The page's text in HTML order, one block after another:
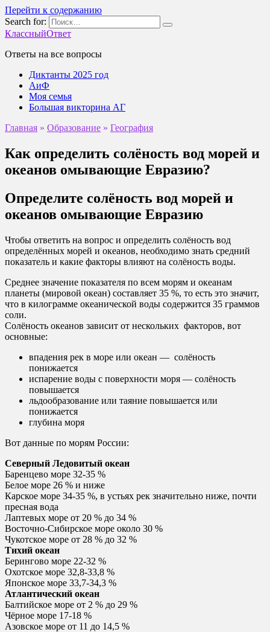
Перейти к содержанию
Search for:
КлассныйОтвет
Ответы на все вопросы
Диктанты 2025 год
АиФ
Моя семья
Большая викторина АГ
Главная » Образование » География
Как определить солёность вод морей и
океанов омывающие Евразию?
Определите солёность вод морей и
океанов омывающие Евразию
Чтобы ответить на вопрос и определить солёность вод
определённых морей и океанов, необходимо знать средний
показатель и какие факторы влияют на солёность воды.
Среднее значение показателя по всем морям и океанам
планеты (мировой океан) составляет 35 %, то есть это значит,
что в килограмме океанической воды содержится 35 граммов
соли.
Солёность океанов зависит от нескольких факторов, вот
основные:
впадения рек в море или океан — солёность
понижается
испарение воды с поверхности моря — солёность
повышается
льдообразование или таяние повышается или
понижается
глубина моря
Вот данные по морям России:
Северный Ледовитый океан
Баренцево море 32-35 %
Белое море 26 % и ниже
Карское море 34-35 %, в устьях рек значительно ниже, почти
пресная вода
Лаптевых море от 20 % до 34 %
Восточно-Сибирское море около 30 %
Чукотское море от 28 % до 32 %
Тихий океан
Берингово море 22-32 %
Охотское море 32,8-33,8 %
Японское море 33,7-34,3 %
Атлантический океан
Балтийское море от 2 % до 29 %
Чёрное море 17-18 %
Азовское море от 11 до 14,5 %